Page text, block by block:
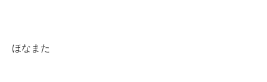
ほなまた